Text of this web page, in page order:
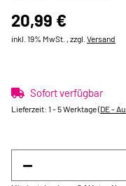
20,99 €
inkl. 19% MwSt. , zzgl. Versand
Sofort verfügbar
Lieferzeit: 1 - 5 Werktage(DE -